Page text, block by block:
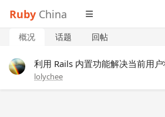
Ruby China
概况 话题 回帖
利用 Rails 内置功能解决当前用
lolychee